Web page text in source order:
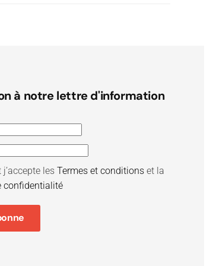
à notre lettre d'information
j’accepte lesTermes et conditions et la
confidentialité